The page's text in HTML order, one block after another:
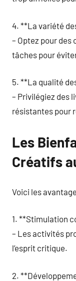
4. **La variété
– Optez pour
tâches pour
5. **La qualité
– Privilégiez des
résistantes pour
Les
Créatifs
Voici les
1. **Stimulation
– Les activités
l’esprit critique.
2.